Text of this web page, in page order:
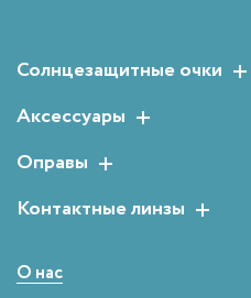
Солнцезащитные очки
Детские солнцезащитные очки
Аксессуары
Оправы
Детские оправы
Контактные линзы
Однодневные
О нас